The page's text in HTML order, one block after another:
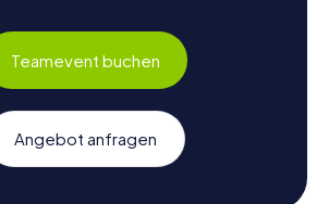
Teamevent buchen
Angebot anfragen